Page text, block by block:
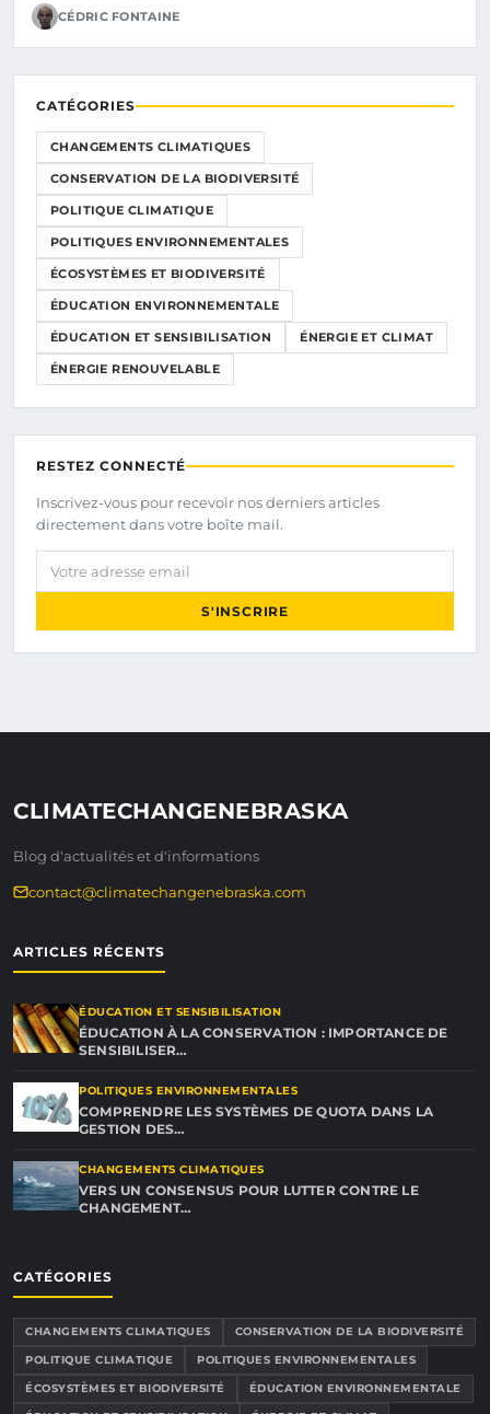
CÉDRIC FONTAINE
CATÉGORIES
CHANGEMENTS CLIMATIQUES
CONSERVATION DE LA BIODIVERSITÉ
POLITIQUE CLIMATIQUE
POLITIQUES ENVIRONNEMENTALES
ÉCOSYSTÈMES ET BIODIVERSITÉ
ÉDUCATION ENVIRONNEMENTALE
ÉDUCATION ET SENSIBILISATION ÉNERGIE ET CLIMAT
ÉNERGIE RENOUVELABLE
RESTEZ CONNECTÉ
Inscrivez-vous pour recevoir nos derniers articles
directement dans votre boîte mail.
Votre adresse email
S'INSCRIRE
CLIMATECHANGENEBRASKA
Blog d'actualités et d'informations
contact@climatechangenebraska.com
ARTICLES RÉCENTS
ÉDUCATION ET SENSIBILISATION
ÉDUCATION À LA CONSERVATION : IMPORTANCE DE
SENSIBILISER…
POLITIQUES ENVIRONNEMENTALES
COMPRENDRE LES SYSTÈMES DE QUOTA DANS LA
GESTION DES…
CHANGEMENTS CLIMATIQUES
VERS UN CONSENSUS POUR LUTTER CONTRE LE
CHANGEMENT…
CATÉGORIES
CHANGEMENTS CLIMATIQUES
CONSERVATION DE LA BIODIVERSITÉ
POLITIQUE CLIMATIQUE
POLITIQUES ENVIRONNEMENTALES
ÉCOSYSTÈMES ET BIODIVERSITÉ
ÉDUCATION ENVIRONNEMENTALE